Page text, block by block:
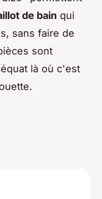
de bain qui
sans faire de
sont
là où c'est